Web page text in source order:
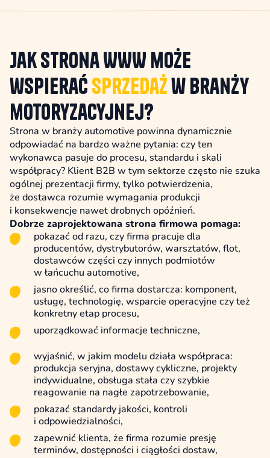
Jak strona WWW może
wspieraćsprzedażw branży
motoryzacyjnej?
Strona w branży automotive powinna dynamicznie
odpowiadać na bardzo ważne pytania: czy ten
wykonawca pasuje do procesu, standardu i skali
współpracy? Klient B2B w tym sektorze często nie szuka
ogólnej prezentacji firmy, tylko potwierdzenia,
że dostawca rozumie wymagania produkcji
i konsekwencje nawet drobnych opóźnień.
Dobrze zaprojektowana strona firmowa pomaga:
pokazać od razu, czy firma pracuje dla
producentów, dystrybutorów, warsztatów, flot,
dostawców części czy innych podmiotów
w łańcuchu automotive,
jasno określić, co firma dostarcza: komponent,
usługę, technologię, wsparcie operacyjne czy też
konkretny etap procesu,
uporządkować informacje techniczne,
wyjaśnić, w jakim modelu działa współpraca:
produkcja seryjna, dostawy cykliczne, projekty
indywidualne, obsługa stała czy szybkie
reagowanie na nagłe zapotrzebowanie,
pokazać standardy jakości, kontroli
i odpowiedzialności,
zapewnić klienta, że firma rozumie presję
terminów, dostępności i ciągłości dostaw,